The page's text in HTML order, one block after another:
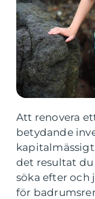
Att renovera
betydande
det resultat
söka efter
för